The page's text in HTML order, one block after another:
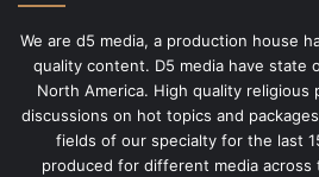
We are d5 media, a production house
quality content. D5 media have state
North America. High quality religious
discussions on hot topics and
fields of our specialty for the last
produced for different media across